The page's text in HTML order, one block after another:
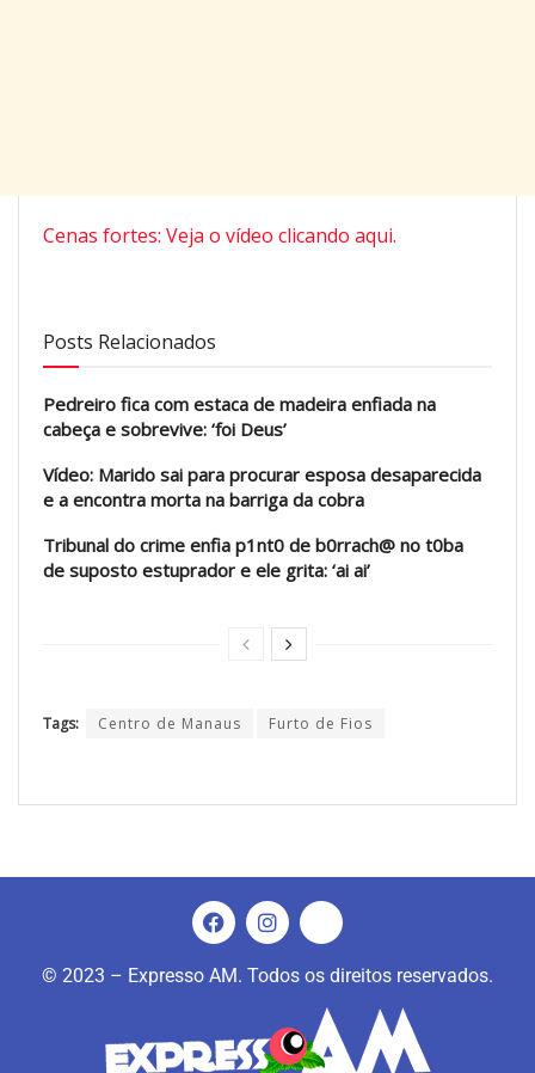
Cenas fortes: Veja o vídeo clicando aqui.
Posts Relacionados
Pedreiro fica com estaca de madeira enfiada na
cabeça e sobrevive: ‘foi Deus’
Vídeo: Marido sai para procurar esposa desaparecida
e a encontra morta na barriga da cobra
Tribunal do crime enfia p1nt0 de b0rrach@ no t0ba
de suposto estuprador e ele grita: ‘ai ai’
Tags: Centro de Manaus Furto de Fios
© 2023 – Expresso AM. Todos os direitos reservados.